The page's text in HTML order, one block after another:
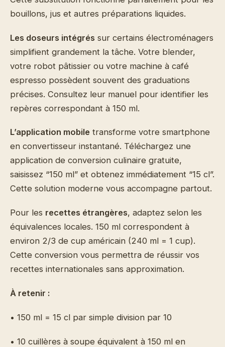
bouillons, jus et autres préparations liquides.
Les doseurs intégrés sur certains électroménagers
simplifient grandement la tâche. Votre blender,
votre robot pâtissier ou votre machine à café
espresso possèdent souvent des graduations
précises. Consultez leur manuel pour identifier les
repères correspondant à 150 ml.
L’application mobile transforme votre smartphone
en convertisseur instantané. Téléchargez une
application de conversion culinaire gratuite,
saisissez “150 ml” et obtenez immédiatement “15 cl”.
Cette solution moderne vous accompagne partout.
Pour les recettes étrangères, adaptez selon les
équivalences locales. 150 ml correspondent à
environ 2/3 de cup américain (240 ml = 1 cup).
Cette conversion vous permettra de réussir vos
recettes internationales sans approximation.
À retenir :
• 150 ml = 15 cl par simple division par 10
• 10 cuillères à soupe équivalent à 150 ml en